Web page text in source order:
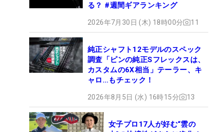
る？ #週間ギアランキング
2026年7月30日 (木) 18時00分 11
純正シャフト12モデルのスペック
調査「ピンの純正Sフレックスは、
カスタムの6X相当」テーラー、キ
ャロ…もチェック！
2026年8月5日 (水) 16時15分 13
女子プロ17人が好む“雲の